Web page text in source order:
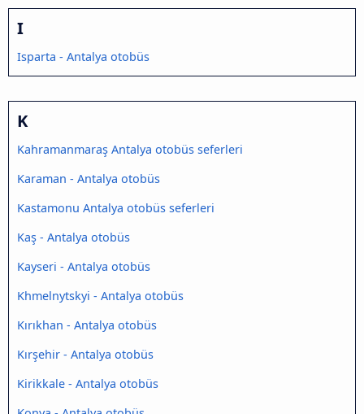
I
Isparta - Antalya otobüs
K
Kahramanmaraş Antalya otobüs seferleri
Karaman - Antalya otobüs
Kastamonu Antalya otobüs seferleri
Kaş - Antalya otobüs
Kayseri - Antalya otobüs
Khmelnytskyi - Antalya otobüs
Kırıkhan - Antalya otobüs
Kırşehir - Antalya otobüs
Kirikkale - Antalya otobüs